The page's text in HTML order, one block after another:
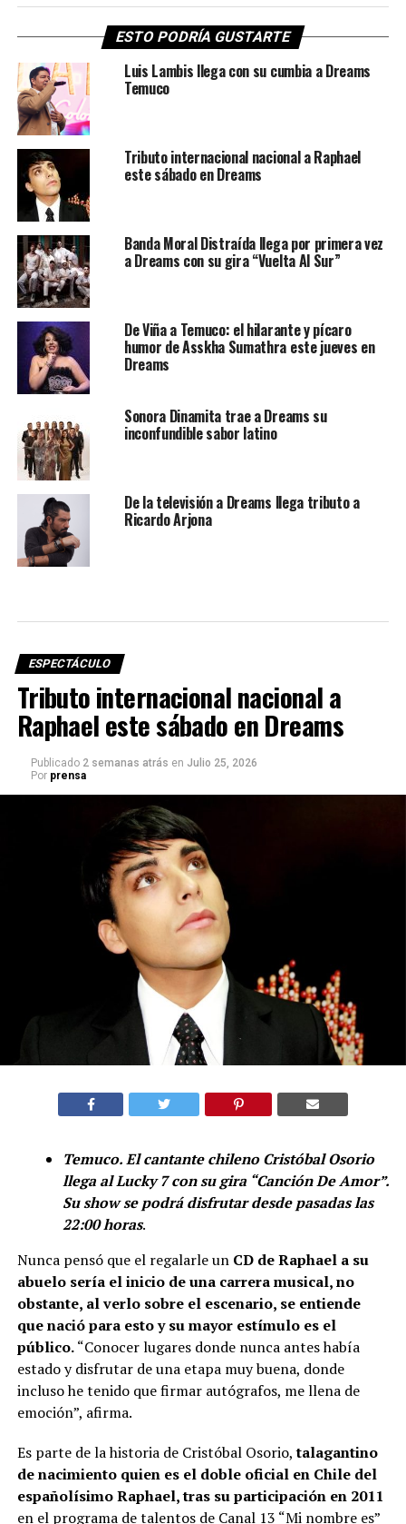
ESTO PODRÍA GUSTARTE
Luis Lambis llega con su cumbia a Dreams
Temuco
Tributo internacional nacional a Raphael
este sábado en Dreams
Banda Moral Distraída llega por primera vez
a Dreams con su gira “Vuelta Al Sur”
De Viña a Temuco: el hilarante y pícaro
humor de Asskha Sumathra este jueves en
Dreams
Sonora Dinamita trae a Dreams su
inconfundible sabor latino
De la televisión a Dreams llega tributo a
Ricardo Arjona
ESPECTÁCULO
Tributo internacional nacional a
Raphael este sábado en Dreams
Publicado 2 semanas atrás en Julio 25, 2026
Por prensa
Temuco. El cantante chileno Cristóbal Osorio
llega al Lucky 7 con su gira “Canción De Amor”.
Su show se podrá disfrutar desde pasadas las
22:00 horas.
Nunca pensó que el regalarle un CD de Raphael a su
abuelo sería el inicio de una carrera musical, no
obstante, al verlo sobre el escenario, se entiende
que nació para esto y su mayor estímulo es el
público.“Conocer lugares donde nunca antes había
estado y disfrutar de una etapa muy buena, donde
incluso he tenido que firmar autógrafos, me llena de
emoción”, afirma.
Es parte de la historia de Cristóbal Osorio,talagantino
de nacimiento quien es el doble oficial en Chile del
españolísimo Raphael, tras su participación en 2011
en el programa de talentos de Canal 13 “Mi nombre es”